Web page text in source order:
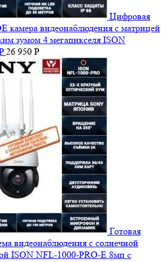
Цифровая
камера видеонаблюдения с матрицей
зумом 4 мегапикселя ISON
26 950 Р
Готовая
видеонаблюдения с солнечной
ISON NFL-1000-PRO-E 8мп с